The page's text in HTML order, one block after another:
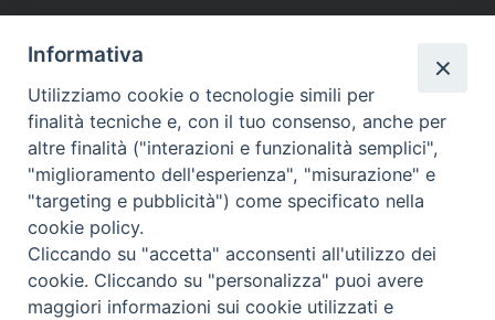
Temi:
IMMIGRATI E RIFUGIATI
LAMPEDUSA
Migrantes Online
Informativa
Utilizziamo cookie o tecnologie simili per
finalità tecniche e, con il tuo consenso, anche per
altre finalità ("interazioni e funzionalità semplici",
"miglioramento dell'esperienza", "misurazione" e
"targeting e pubblicità") come specificato nella
cookie policy.
Cliccando su "accetta" acconsenti all'utilizzo dei
cookie. Cliccando su "personalizza" puoi avere
maggiori informazioni sui cookie utilizzati e